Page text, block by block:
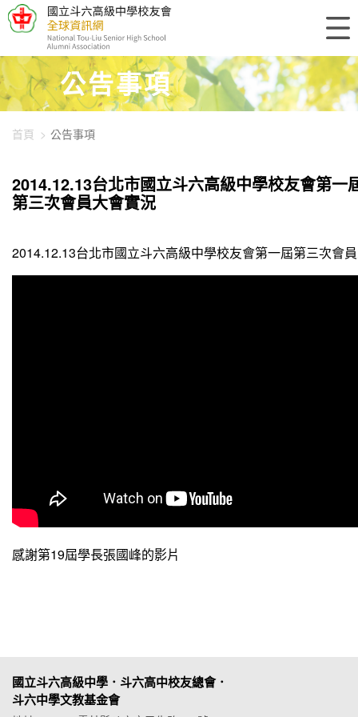
448-1144
公告事項
首頁 公告事項
2014.12.13台北市國立斗六高級中學校友會第一
第三次會員大會實況
2014.12.13台北市國立斗六高級中學校友會第一屆第三次會
感謝第19屆學長張國峰的影片
國立斗六高級中學．斗六高中校友總會．
斗六中學文教基金會